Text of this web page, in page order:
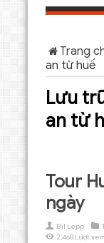
Trang
an từ huế
Lưu
an từ
Tour
ngày
Bil Lepp
2,468 Lượt